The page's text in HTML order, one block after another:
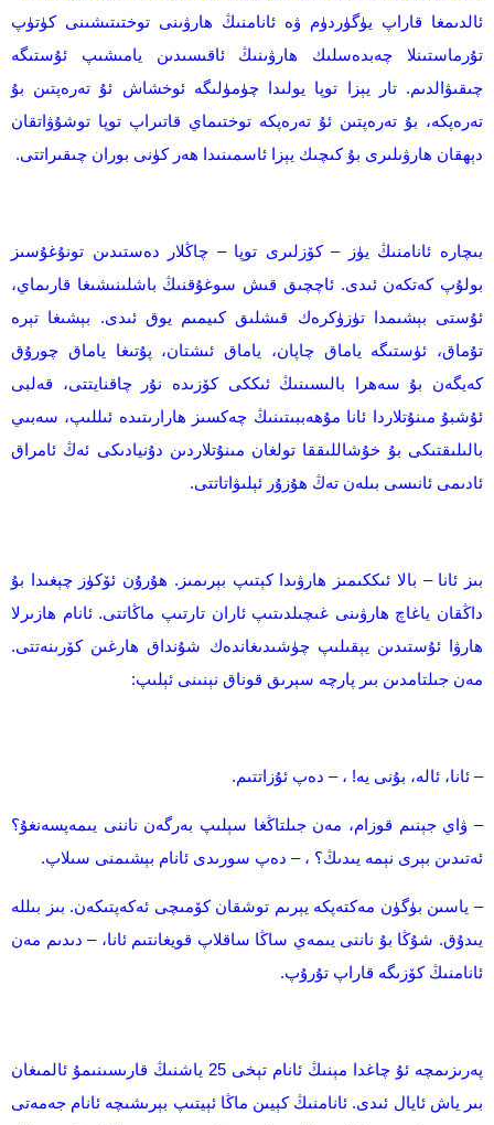
ئالدىمغا قاراپ يۈگۈردۈم ۋە ئانامنىڭ ھارۋىنى توختىتىشىنى كۈتۈپ
تۇرماستىنلا چەبدەسلىك ھارۋىنىڭ ئاقىسىدىن يامىشىپ ئۇستىگە
چىقىۋالدىم. تار يېزا توپا يولىدا چۈمۈلىگە ئوخشاش ئۇ تەرەپتىن بۇ
تەرەپكە، بۇ تەرەپتىن ئۇ تەرەپكە توختىماي قاتىراپ توپا توشۇۋاتقان
دېھقان ھارۋىلىرى بۇ كىچىك يېزا ئاسمىنىدا ھەر كۈنى بوران چىقىراتتى.
بىچارە ئانامنىڭ يۈز – كۆزلىرى توپا – چاڭلار دەستىدىن تونۇغۇسىز
بولۇپ كەتكەن ئىدى. ئاچچىق قىش سوغۇقنىڭ باشلىنىشىغا قارىماي،
ئۇستى بېشىمدا تۈزۈكرەك قىشلىق كىيمىم يوق ئىدى. بېشىغا تېرە
تۇماق، ئۈستىگە ياماق چاپان، ياماق ئىشتان، پۇتىغا ياماق چورۇق
كەيگەن بۇ سەھرا بالىسىنىڭ ئىككى كۆزىدە نۇر چاقنايتتى، قەلبى
ئۇشبۇ مىنۇتلاردا ئانا مۇھەببىتىنىڭ چەكسىز ھارارىتىدە ئىللىپ، سەبىي
بالىلىقتىكى بۇ خۇشاللىققا تولغان مىنۇتلاردىن دۇنيادىكى ئەڭ ئامراق
ئادىمى ئانىسى بىلەن تەڭ ھۇزۇر ئېلىۋاتاتتى.
بىز ئانا – بالا ئىككىمىز ھارۋىدا كېتىپ بېرىمىز. ھۇرۇن ئۆكۈز چېغىدا بۇ
داڭقان ياغاچ ھارۋىنى غىچىلدىتىپ ئاران تارتىپ ماڭاتتى. ئانام ھازىرلا
ھارۋا ئۇستىدىن يېقىلىپ چۈشىدىغاندەك شۇنداق ھارغىن كۆرىنەتتى.
مەن جىلتامدىن بىر پارچە سېرىق قوناق نېنىنى ئېلىپ:
– ئانا، ئالە، بۇنى يە! ، – دەپ ئۇزاتتىم.
– ۋاي جېنىم قوزام، مەن جىلتاڭغا سېلىپ بەرگەن ناننى يىمەپسەنغۇ؟
ئەتىدىن بېرى نېمە يىدىڭ؟ ، – دەپ سورىدى ئانام بېشىمنى سىلاپ.
– ياسىن بۈگۈن مەكتەپكە يېرىم توشقان كۆمىچى ئەكەپتىكەن. بىز بىللە
يىدۇق. شۇڭا بۇ ناننى يىمەي ساڭا ساقلاپ قويغانتىم ئانا، – دىدىم مەن
ئانامنىڭ كۆزىگە قاراپ تۇرۇپ.
پەرىزىمچە ئ‍ۇ چاغدا مېنىڭ ئانام تېخى 25 ياشنىڭ قارىسىنىمۇ ئالمىغان
بىر ياش ئايال ئىدى. ئانامنىڭ كېيىن ماڭا ئېيتىپ بېرىشىچە ئانام جەمەتى